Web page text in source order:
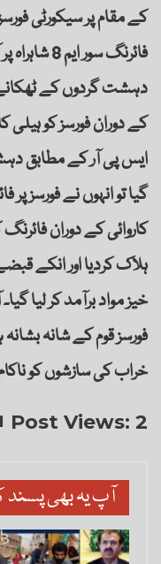
کے مقام پر سیکورٹی
فائرنگ
دہشت گردوں کے
کے دوران فورسز کو
ایس پی آر کے مطابق
گیا تو انہوں نے فورسز
کاروائی کے دوران
ہلاک کردیا اور انکے
خیز مواد برآمد کر لیا
فورسز قوم کے شانہ
خراب کی سازشوں کو
Post Views: 2
آپ یہ بھی پسند